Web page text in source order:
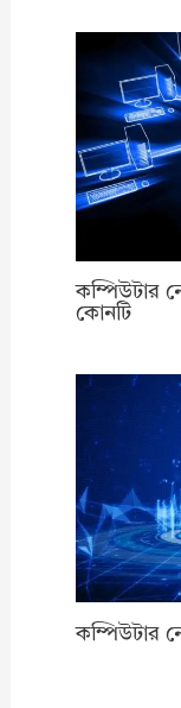
কম্পিউটার
কোনটি
কম্পিউটার